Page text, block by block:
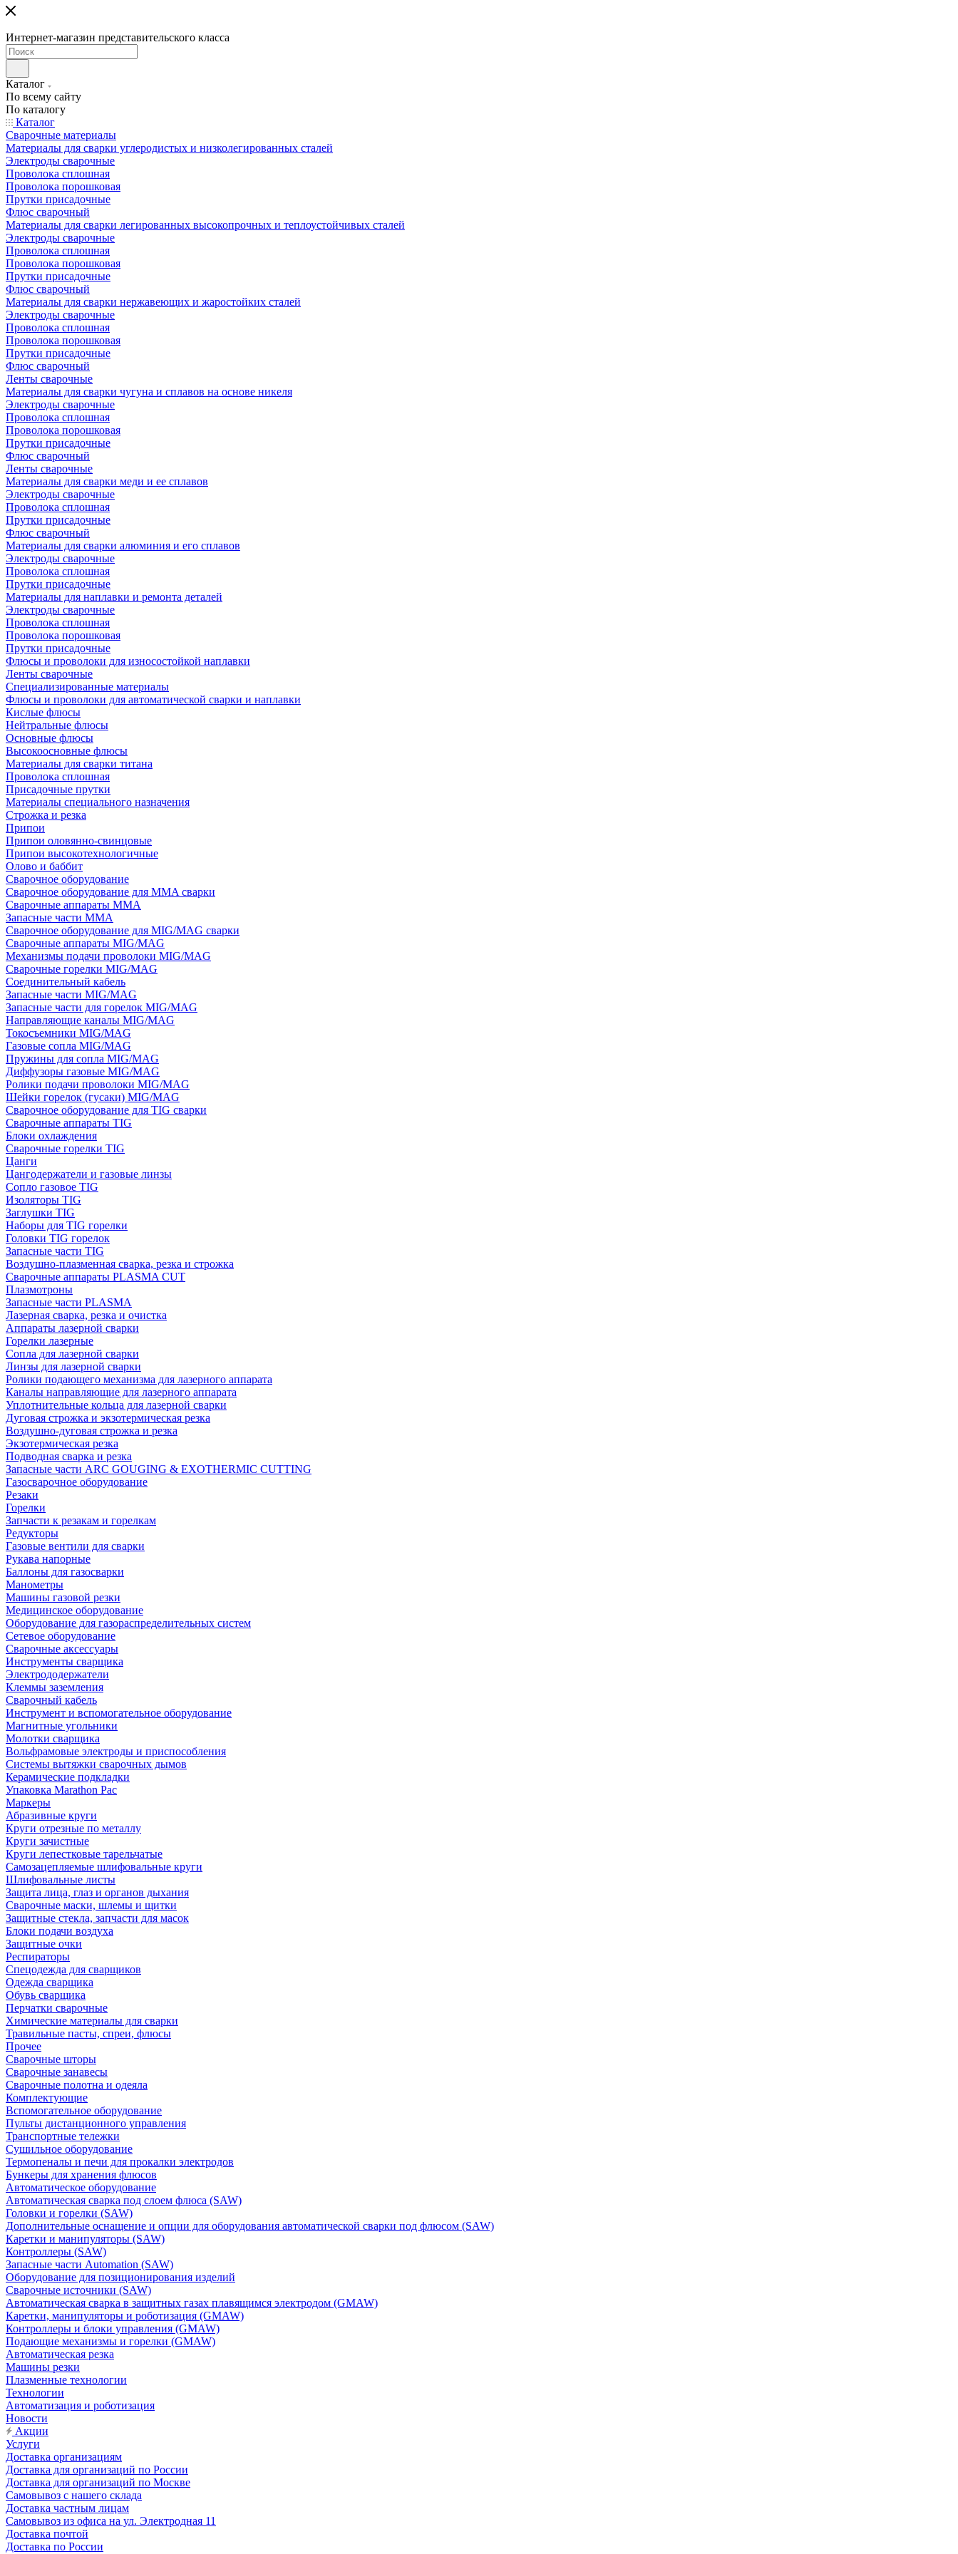
Интернет-магазин представительского класса
Каталог
По всему сайту
По каталогу
Каталог
Сварочные материалы
Материалы для сварки углеродистых и низколегированных сталей
Электроды сварочные
Проволока сплошная
Проволока порошковая
Прутки присадочные
Флюс сварочный
Материалы для сварки легированных высокопрочных и теплоустойчивых сталей
Электроды сварочные
Проволока сплошная
Проволока порошковая
Прутки присадочные
Флюс сварочный
Материалы для сварки нержавеющих и жаростойких сталей
Электроды сварочные
Проволока сплошная
Проволока порошковая
Прутки присадочные
Флюс сварочный
Ленты сварочные
Материалы для сварки чугуна и сплавов на основе никеля
Электроды сварочные
Проволока сплошная
Проволока порошковая
Прутки присадочные
Флюс сварочный
Ленты сварочные
Материалы для сварки меди и ее сплавов
Электроды сварочные
Проволока сплошная
Прутки присадочные
Флюс сварочный
Материалы для сварки алюминия и его сплавов
Электроды сварочные
Проволока сплошная
Прутки присадочные
Материалы для наплавки и ремонта деталей
Электроды сварочные
Проволока сплошная
Проволока порошковая
Прутки присадочные
Флюсы и проволоки для износостойкой наплавки
Ленты сварочные
Специализированные материалы
Флюсы и проволоки для автоматической сварки и наплавки
Кислые флюсы
Нейтральные флюсы
Основные флюсы
Высокоосновные флюсы
Материалы для сварки титана
Проволока сплошная
Присадочные прутки
Материалы специального назначения
Строжка и резка
Припои
Припои оловянно-свинцовые
Припои высокотехнологичные
Олово и баббит
Сварочное оборудование
Сварочное оборудование для MMA сварки
Сварочные аппараты MMA
Запасные части MMA
Сварочное оборудование для MIG/MAG сварки
Сварочные аппараты MIG/MAG
Механизмы подачи проволоки MIG/MAG
Сварочные горелки MIG/MAG
Соединительный кабель
Запасные части MIG/MAG
Запасные части для горелок MIG/MAG
Направляющие каналы MIG/MAG
Токосъемники MIG/MAG
Газовые сопла MIG/MAG
Пружины для сопла MIG/MAG
Диффузоры газовые MIG/MAG
Ролики подачи проволоки MIG/MAG
Шейки горелок (гусаки) MIG/MAG
Сварочное оборудование для TIG сварки
Сварочные аппараты TIG
Блоки охлаждения
Сварочные горелки TIG
Цанги
Цангодержатели и газовые линзы
Сопло газовое TIG
Изоляторы TIG
Заглушки TIG
Наборы для TIG горелки
Головки TIG горелок
Запасные части TIG
Воздушно-плазменная сварка, резка и строжка
Сварочные аппараты PLASMA CUT
Плазмотроны
Запасные части PLASMA
Лазерная сварка, резка и очистка
Аппараты лазерной сварки
Горелки лазерные
Сопла для лазерной сварки
Линзы для лазерной сварки
Ролики подающего механизма для лазерного аппарата
Каналы направляющие для лазерного аппарата
Уплотнительные кольца для лазерной сварки
Дуговая строжка и экзотермическая резка
Воздушно-дуговая строжка и резка
Экзотермическая резка
Подводная сварка и резка
Запасные части ARC GOUGING & EXOTHERMIC CUTTING
Газосварочное оборудование
Резаки
Горелки
Запчасти к резакам и горелкам
Редукторы
Газовые вентили для сварки
Рукава напорные
Баллоны для газосварки
Манометры
Машины газовой резки
Медицинское оборудование
Оборудование для газораспределительных систем
Сетевое оборудование
Сварочные аксессуары
Инструменты сварщика
Электрододержатели
Клеммы заземления
Сварочный кабель
Инструмент и вспомогательное оборудование
Магнитные угольники
Молотки сварщика
Вольфрамовые электроды и приспособления
Системы вытяжки сварочных дымов
Керамические подкладки
Упаковка Marathon Pac
Маркеры
Абразивные круги
Круги отрезные по металлу
Круги зачистные
Круги лепестковые тарельчатые
Самозацепляемые шлифовальные круги
Шлифовальные листы
Защита лица, глаз и органов дыхания
Сварочные маски, шлемы и щитки
Защитные стекла, запчасти для масок
Блоки подачи воздуха
Защитные очки
Респираторы
Спецодежда для сварщиков
Одежда сварщика
Обувь сварщика
Перчатки сварочные
Химические материалы для сварки
Травильные пасты, спреи, флюсы
Прочее
Сварочные шторы
Сварочные занавесы
Сварочные полотна и одеяла
Комплектующие
Вспомогательное оборудование
Пульты дистанционного управления
Транспортные тележки
Сушильное оборудование
Термопеналы и печи для прокалки электродов
Бункеры для хранения флюсов
Автоматическое оборудование
Автоматическая сварка под слоем флюса (SAW)
Головки и горелки (SAW)
Дополнительные оснащение и опции для оборудования автоматической сварки под флюсом (SAW)
Каретки и манипуляторы (SAW)
Контроллеры (SAW)
Запасные части Automation (SAW)
Оборудование для позиционирования изделий
Сварочные источники (SAW)
Автоматическая сварка в защитных газах плавящимся электродом (GMAW)
Каретки, манипуляторы и роботизация (GMAW)
Контроллеры и блоки управления (GMAW)
Подающие механизмы и горелки (GMAW)
Автоматическая резка
Машины резки
Плазменные технологии
Технологии
Автоматизация и роботизация
Новости
Акции
Услуги
Доставка организациям
Доставка для организаций по России
Доставка для организаций по Москве
Самовывоз с нашего склада
Доставка частным лицам
Самовывоз из офиса на ул. Электродная 11
Доставка почтой
Доставка по России